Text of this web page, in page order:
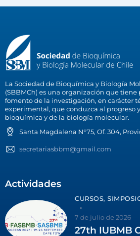
La Sociedad de Bioquímica y Biología
(SBBMCh) es una organización que
fomento de la investigación, en carácter
experimental, que conduzca al progreso
bioquímica y de la biología molecular.
Santa Magdalena N°75, Of. 304,
secretariasbbm@gmail.com
Actividades
CURSOS,
7 de julio de 2026
27th IUBMB